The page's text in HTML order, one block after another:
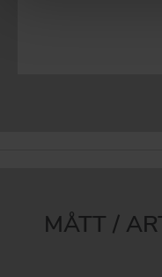
MÅTT /